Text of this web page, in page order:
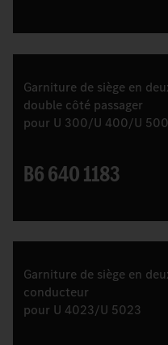
Garniture de siège en
double côté passager
pour U 300/U 400/U 500
B6 640 1183
Garniture de siège en
conducteur
pour U 4023/U 5023